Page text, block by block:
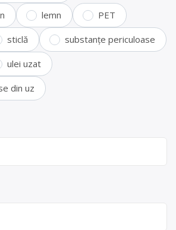
lemn PET
sticlă substanțe periculoase
ulei uzat
din uz